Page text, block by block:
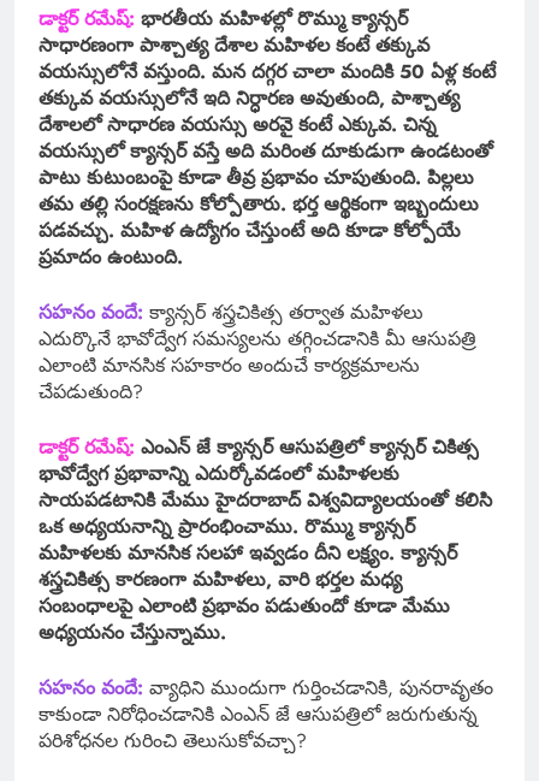
డాక్టర్ రమేష్: భారతీయ మహిళల్లో రొమ్ము క్యాన్సర్
సాధారణంగా పాశ్చాత్య దేశాల మహిళల కంటే తక్కువ
వయస్సులోనే వస్తుంది. మన దగ్గర చాలా మందికి 50 ఏళ్ల కంటే
తక్కువ వయస్సులోనే ఇది నిర్ధారణ అవుతుంది, పాశ్చాత్య
దేశాలలో సాధారణ వయస్సు అరవై కంటే ఎక్కువ. చిన్న
వయస్సులో క్యాన్సర్ వస్తే అది మరింత దూకుడుగా ఉండటంతో
పాటు కుటుంబంపై కూడా తీవ్ర ప్రభావం చూపుతుంది. పిల్లలు
తమ తల్లి సంరక్షణను కోల్పోతారు. భర్త ఆర్థికంగా ఇబ్బందులు
పడవచ్చు. మహిళ ఉద్యోగం చేస్తుంటే అది కూడా కోల్పోయే
ప్రమాదం ఉంటుంది.
సహనం వందే: క్యాన్సర్ శస్త్రచికిత్స తర్వాత మహిళలు
ఎదుర్కొనే భావోద్వేగ సమస్యలను తగ్గించడానికి మీ ఆసుపత్రి
ఎలాంటి మానసిక సహకారం అందుచే కార్యక్రమాలను
చేపడుతుంది?
డాక్టర్ రమేష్: ఎంఎన్ జే క్యాన్సర్ ఆసుపత్రిలో క్యాన్సర్ చికిత్స
భావోద్వేగ ప్రభావాన్ని ఎదుర్కోవడంలో మహిళలకు
సాయపడటానికి మేము హైదరాబాద్ విశ్వవిద్యాలయంతో కలిసి
ఒక అధ్యయనాన్ని ప్రారంభించాము. రొమ్ము క్యాన్సర్
మహిళలకు మానసిక సలహా ఇవ్వడం దీని లక్ష్యం. క్యాన్సర్
శస్త్రచికిత్స కారణంగా మహిళలు, వారి భర్తల మధ్య
సంబంధాలపై ఎలాంటి ప్రభావం పడుతుందో కూడా మేము
అధ్యయనం చేస్తున్నాము.
సహనం వందే: వ్యాధిని ముందుగా గుర్తించడానికి, పునరావృతం
కాకుండా నిరోధించడానికి ఎంఎన్ జే ఆసుపత్రిలో జరుగుతున్న
పరిశోధనల గురించి తెలుసుకోవచ్చా?